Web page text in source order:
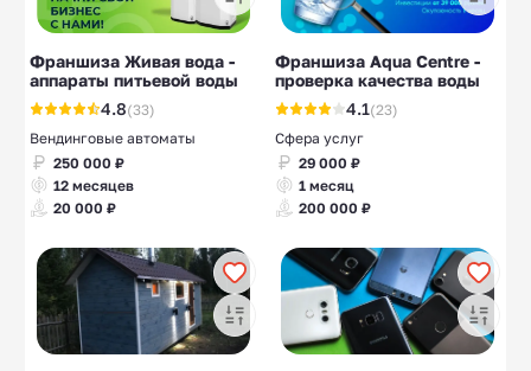
Офтальмологически
е центры
10
Напольные
покрытия
10
Кухни на заказ
Франшиза Живая вода -
аппараты питьевой воды
4.8(33)
Вендинговые автоматы
250 000 ₽
12 месяцев
20 000 ₽
Франшиза Aqua Centre -
проверка качества воды
4.1(23)
Сфера услуг
29 000 ₽
1 месяц
200 000 ₽